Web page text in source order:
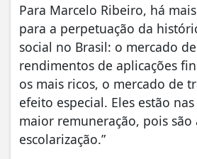
Para Marcelo Ribeiro, há
para a perpetuação da
social no Brasil: o mercado
rendimentos de aplicações
os mais ricos, o mercado de
efeito especial. Eles estão
maior remuneração, pois
escolarização.”